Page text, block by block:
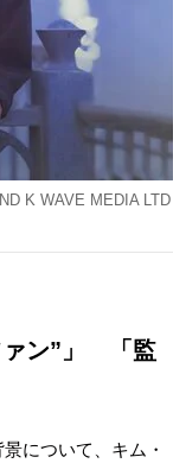
K WAVE MEDIA LTD
ァン”」 「監
について、キム・